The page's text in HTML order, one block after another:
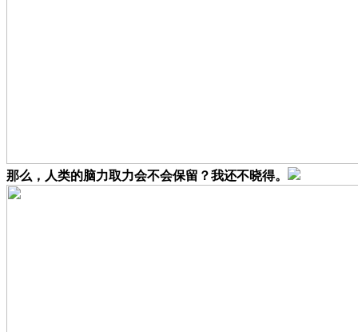
那么，人类的脑力取力会不会保留？我还不晓得。